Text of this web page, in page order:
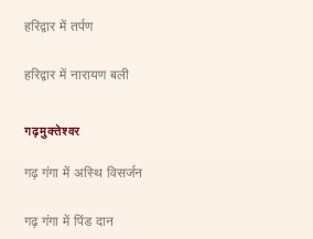
हरिद्वार में तर्पण
हरिद्वार में नारायण बली
गढ़मुक्तेश्वर
गढ़ गंगा में अस्थि विसर्जन
गढ़ गंगा में पिंड दान